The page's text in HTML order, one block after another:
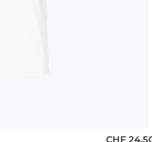
CHF 24,50